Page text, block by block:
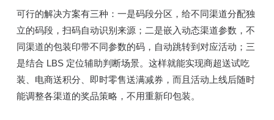
可行的解决方案有三种：一是码段分区，给不同渠道分配独
立的码段，扫码自动识别来源；二是嵌入动态渠道参数，不
同渠道的包装印带不同参数的码，自动跳转到对应活动；三
是结合 LBS 定位辅助判断场景。这样就能实现商超送试吃
装、电商送积分、即时零售送满减券，而且活动上线后随时
能调整各渠道的奖品策略，不用重新印包装。